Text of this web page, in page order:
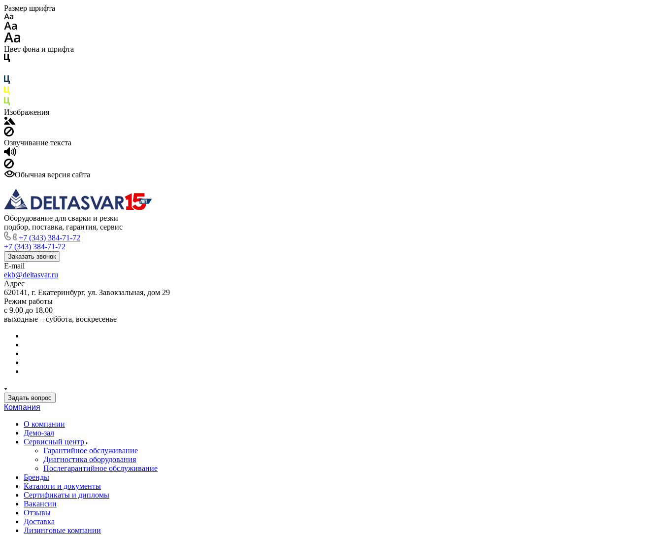
Размер шрифта
Цвет фона и шрифта
Изображения
Озвучивание текста
Обычная версия сайта
Оборудование для сварки и резки
подбор, поставка, гарантия, сервис
+7 (343) 384-71-72
+7 (343) 384-71-72
Заказать звонок
E-mail
ekb@deltasvar.ru
Адрес
620141, г. Екатеринбург, ул. Завокзальная, дом 29
Режим работы
с 9.00 до 18.00
выходные – суббота, воскресенье
Задать вопрос
Компания
О компании
Демо-зал
Сервисный центр
Гарантийное обслуживание
Диагностика оборудования
Послегарантийное обслуживание
Бренды
Каталоги и документы
Сертификаты и дипломы
Вакансии
Отзывы
Доставка
Лизинговые компании